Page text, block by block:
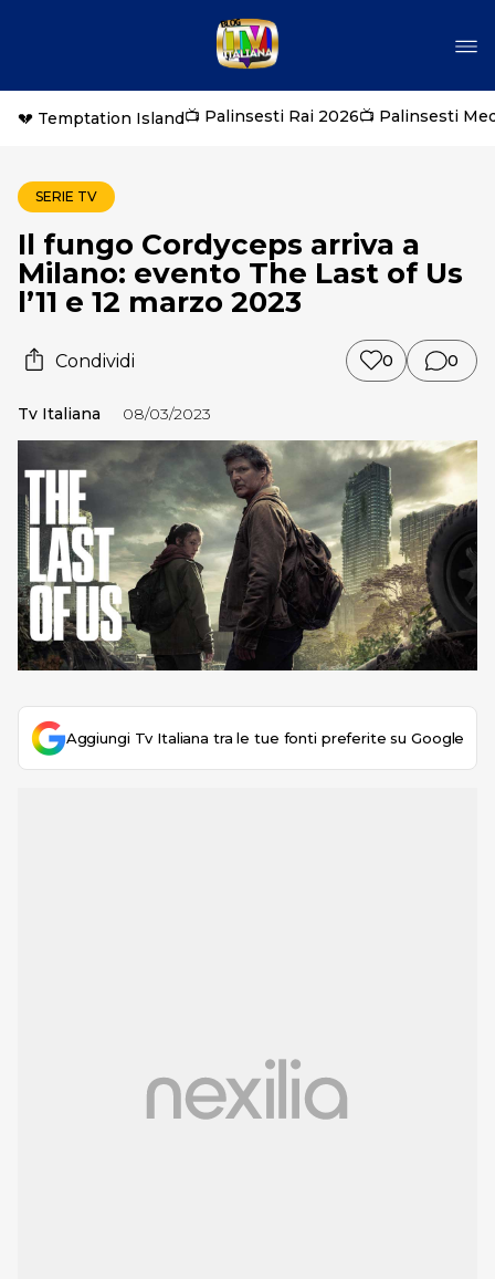
💔 Temptation Island📺 Palinsesti Rai 2026📺 Palinsesti
SERIE TV
Il fungo Cordyceps arriva a
Milano: evento The Last of Us
l’11 e 12 marzo 2023
Condividi 0 0
Tv Italiana 08/03/2023
Aggiungi Tv Italiana tra le tue fonti preferite su Google